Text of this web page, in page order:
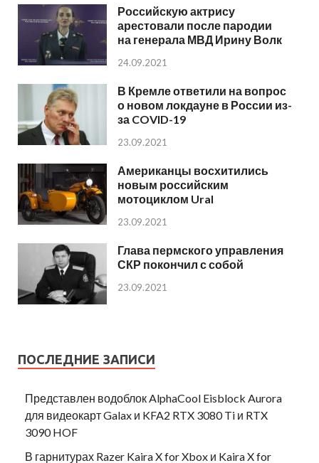
Российскую актрису
арестовали после пародии
на генерала МВД Ирину Волк
24.09.2021
В Кремле ответили на вопрос
о новом локдауне в России из-
за COVID-19
23.09.2021
Американцы восхитились
новым российским
мотоциклом Ural
23.09.2021
Глава пермского управления
СКР покончил с собой
23.09.2021
ПОСЛЕДНИЕ ЗАПИСИ
Представлен водоблок AlphaCool Eisblock Aurora
для видеокарт Galax и KFA2 RTX 3080 Ti и RTX
3090 HOF
В гарнитурах Razer Kaira X for Xbox и Kaira X for